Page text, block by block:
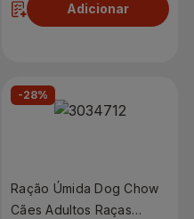
Adicionar
-28%
Ração Úmida Dog Chow
Cães Adultos Raças